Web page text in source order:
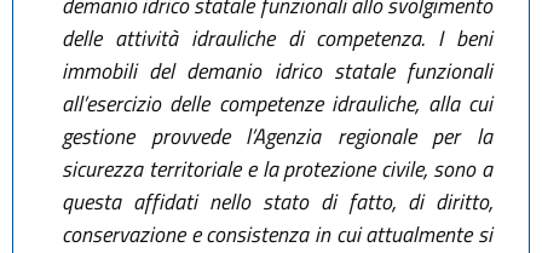
delle attività idrauliche di competenza. I beni
immobili del demanio idrico statale funzionali
all’esercizio delle competenze idrauliche, alla cui
gestione provvede l’Agenzia regionale per la
sicurezza territoriale e la protezione civile, sono a
questa affidati nello stato di fatto, di diritto,
conservazione e consistenza in cui attualmente si